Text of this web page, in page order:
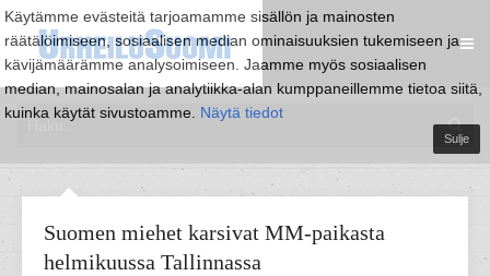
Käytämme evästeitä tarjoamamme sisällön ja mainosten
räätälöimiseen, sosiaalisen median ominaisuuksien tukemiseen ja
kävijämäärämme analysoimiseen. Jaamme myös sosiaalisen
median, mainosalan ja analytiikka-alan kumppaneillemme tietoa siitä,
kuinka käytät sivustoamme. Näytä tiedot
Sulje
Suomen miehet karsivat MM-paikasta
helmikuussa Tallinnassa